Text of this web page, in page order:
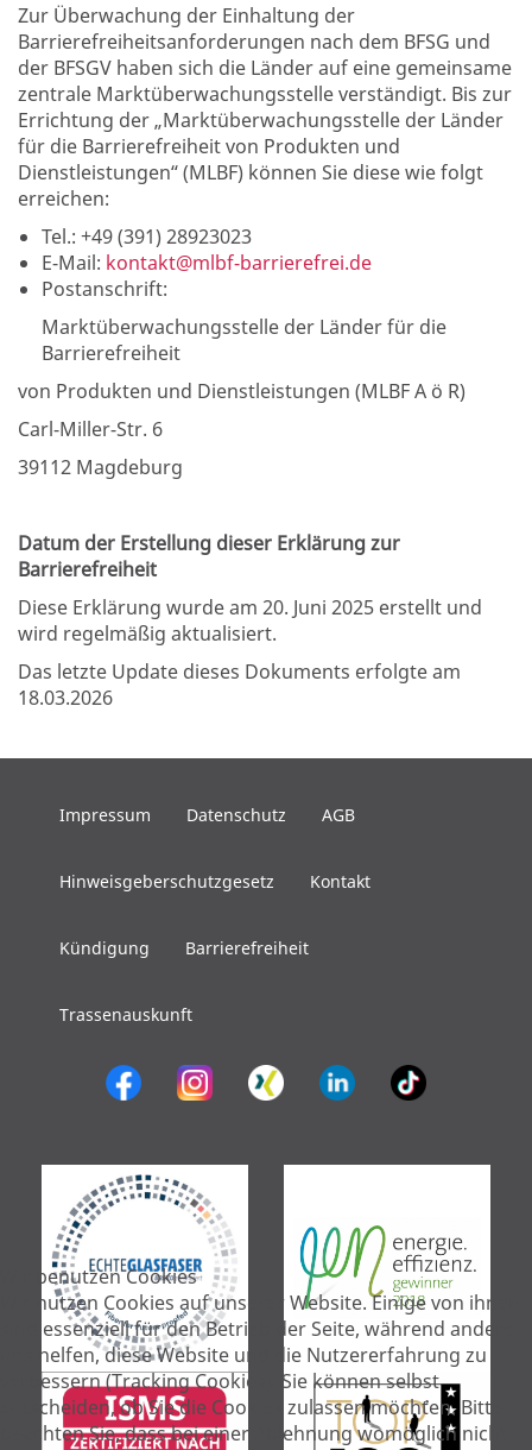
Zur Überwachung der Einhaltung der
Barrierefreiheitsanforderungen nach dem BFSG und
der BFSGV haben sich die Länder auf eine gemeinsame
zentrale Marktüberwachungsstelle verständigt. Bis zur
Errichtung der „Marktüberwachungsstelle der Länder
für die Barrierefreiheit von Produkten und
Dienstleistungen“ (MLBF) können Sie diese wie folgt
erreichen:
Tel.: +49 (391) 28923023
E-Mail: kontakt@mlbf-barrierefrei.de
Postanschrift:
Marktüberwachungsstelle der Länder für die
Barrierefreiheit
von Produkten und Dienstleistungen (MLBF A ö R)
Carl-Miller-Str. 6
39112 Magdeburg
Datum der Erstellung dieser Erklärung zur
Barrierefreiheit
Diese Erklärung wurde am 20. Juni 2025 erstellt und
wird regelmäßig aktualisiert.
Das letzte Update dieses Dokuments erfolgte am
18.03.2026
Impressum Datenschutz AGB
Hinweisgeberschutzgesetz Kontakt
Kündigung Barrierefreiheit
Trassenauskunft
Wir benutzen Cookies
Wir nutzen Cookies auf unserer Website. Einige von ihnen
sind essenziell für den Betrieb der Seite, während andere
uns helfen, diese Website und die Nutzererfahrung zu
verbessern (Tracking Cookies). Sie können selbst
entscheiden, ob Sie die Cookies zulassen möchten. Bitte
beachten Sie, dass bei einer Ablehnung womöglich nicht